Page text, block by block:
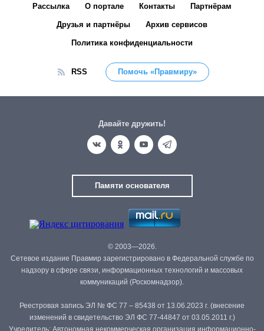
Рассылка О портале Контакты Партнёрам
Друзья и партнёры Архив сервисов
Политика конфиденциальности
RSS Помочь «Правмиру»
Давайте дружить!
Памяти основателя
© 2003—2026.
Сетевое издание Правмир зарегистрировано в Федеральной службе по
надзору в сфере связи, информационных технологий и массовых
коммуникаций (Роскомнадзор).
Реестровая запись ЭЛ № ФС 77 – 85438 от 13.06.2023 г. (внесение
изменений в свидетельство ЭЛ ФС 77-44847 от 03.05.2011 г.)
Учредитель: Автономная некоммерческая организация информационно-